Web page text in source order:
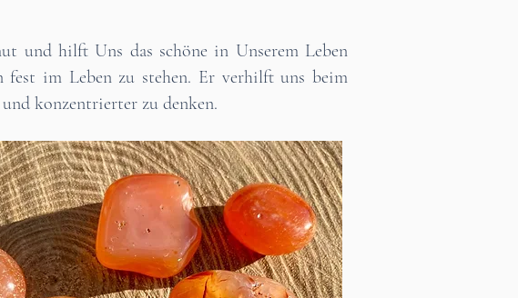
und hilft Uns das schöne in Unserem Leben
fest im Leben zu stehen. Er verhilft uns beim
konzentrierter zu denken.